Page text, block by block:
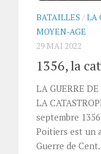
BATAILLES /LA
MOYEN-AGE
29 MAI 2022
1356, la
LA GUERRE
LA
septembre
Poitiers est un
Guerre de